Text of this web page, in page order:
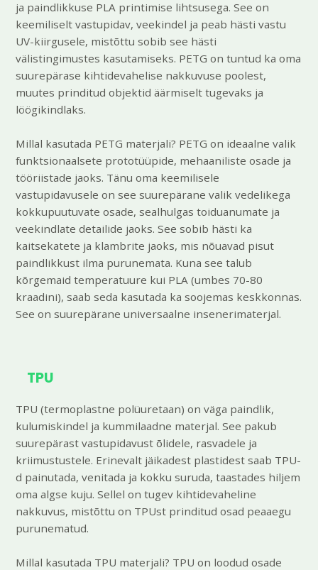
ja paindlikkuse PLA printimise lihtsusega. See on
keemiliselt vastupidav, veekindel ja peab hästi vastu
UV-kiirgusele, mistõttu sobib see hästi
välistingimustes kasutamiseks. PETG on tuntud ka oma
suurepärase kihtidevahelise nakkuvuse poolest,
muutes prinditud objektid äärmiselt tugevaks ja
löögikindlaks.
Millal kasutada PETG materjali? PETG on ideaalne valik
funktsionaalsete prototüüpide, mehaaniliste osade ja
tööriistade jaoks. Tänu oma keemilisele
vastupidavusele on see suurepärane valik vedelikega
kokkupuutuvate osade, sealhulgas toiduanumate ja
veekindlate detailide jaoks. See sobib hästi ka
kaitsekatete ja klambrite jaoks, mis nõuavad pisut
paindlikkust ilma purunemata. Kuna see talub
kõrgemaid temperatuure kui PLA (umbes 70-80
kraadini), saab seda kasutada ka soojemas keskkonnas.
See on suurepärane universaalne insenerimaterjal.
TPU
TPU (termoplastne polüuretaan) on väga paindlik,
kulumiskindel ja kummilaadne materjal. See pakub
suurepärast vastupidavust õlidele, rasvadele ja
kriimustustele. Erinevalt jäikadest plastidest saab TPU-
d painutada, venitada ja kokku suruda, taastades hiljem
oma algse kuju. Sellel on tugev kihtidevaheline
nakkuvus, mistõttu on TPUst prinditud osad peaaegu
purunematud.
Millal kasutada TPU materjali? TPU on loodud osade